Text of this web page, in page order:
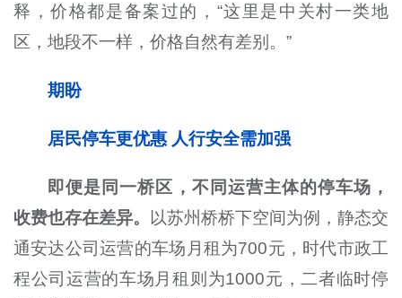
释，价格都是备案过的，“这里是中关村一类地
区，地段不一样，价格自然有差别。”
期盼
居民停车更优惠 人行安全需加强
即便是同一桥区，不同运营主体的停车场，
收费也存在差异。
以苏州桥桥下空间为例，静态交
通安达公司运营的车场月租为700元，时代市政工
程公司运营的车场月租则为1000元，二者临时停